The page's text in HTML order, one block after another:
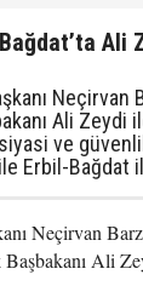
Ali
Neçirvan
Ali Zeydi
ve
Erbil-Bağdat
Neçirvan
Başbakanı Ali